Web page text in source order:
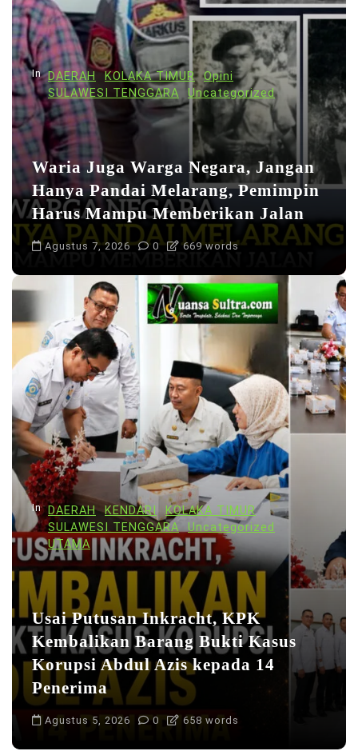
s
In DAERAH KOLAKA TIMUR
Opini
SULAWESI TENGGARA
Uncategorized
Waria Juga Warga Negara, Jangan
Hanya Pandai Melarang, Pemimpin
Harus Mampu Memberikan Jalan
Agustus 7, 2026 0 669 words
In DAERAH KENDARI
KOLAKA TIMUR
SULAWESI TENGGARA
Uncategorized
UTAMA
Usai Putusan Inkracht, KPK
Kembalikan Barang Bukti Kasus
Korupsi Abdul Azis kepada 14
Penerima
Agustus 5, 2026 0 658 words